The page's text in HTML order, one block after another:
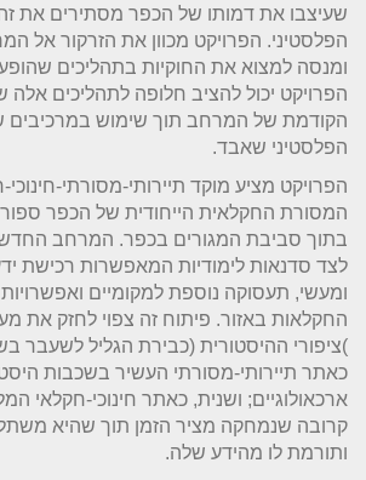
שעיצבו את דמותו של הכפר מסתירים את
הפלסטיני. הפרויקט מכוון את הזרקור אל
ומנסה למצוא את החוקיות בתהליכים
הפרויקט יכול להציב חלופה לתהליכים אלה
הקודמת של המרחב תוך שימוש במרכיבים
הפלסטיני שאבד.
הפרויקט מציע מוקד תיירותי-מסורתי-
המסורת החקלאית הייחודית של הכפר
בתוך סביבת המגורים בכפר. המרחב החדש
לצד סדנאות לימודיות המאפשרות רכישת
ומעשי, תעסוקה נוספת למקומיים
החקלאות באזור. פיתוח זה צפוי לחזק את
)ציפורי ההיסטורית (כבירת הגליל לשעבר
כאתר תיירותי-מסורתי העשיר בשכבות
ארכאולוגיים; ושנית, כאתר חינוכי-חקלאי
קרובה שנמחקה מציר הזמן תוך שהיא
ותורמת לו מהידע שלה.